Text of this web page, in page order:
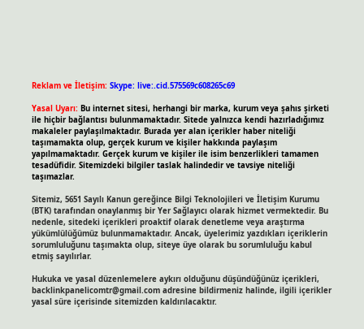
Reklam ve İletişim: Skype: live:.cid.575569c608265c69
Yasal Uyarı: Bu internet sitesi, herhangi bir marka, kurum veya şahıs şirketi
ile hiçbir bağlantısı bulunmamaktadır. Sitede yalnızca kendi hazırladığımız
makaleler paylaşılmaktadır. Burada yer alan içerikler haber niteliği
taşımamakta olup, gerçek kurum ve kişiler hakkında paylaşım
yapılmamaktadır. Gerçek kurum ve kişiler ile isim benzerlikleri tamamen
tesadüfidir. Sitemizdeki bilgiler taslak halindedir ve tavsiye niteliği
taşımazlar.
Sitemiz, 5651 Sayılı Kanun gereğince Bilgi Teknolojileri ve İletişim Kurumu
(BTK) tarafından onaylanmış bir Yer Sağlayıcı olarak hizmet vermektedir. Bu
nedenle, sitedeki içerikleri proaktif olarak denetleme veya araştırma
yükümlülüğümüz bulunmamaktadır. Ancak, üyelerimiz yazdıkları içeriklerin
sorumluluğunu taşımakta olup, siteye üye olarak bu sorumluluğu kabul
etmiş sayılırlar.
Hukuka ve yasal düzenlemelere aykırı olduğunu düşündüğünüz içerikleri,
backlinkpanelicomtr@gmail.comadresine bildirmeniz halinde, ilgili içerikler
yasal süre içerisinde sitemizden kaldırılacaktır.